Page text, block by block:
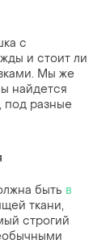
с
и стоит ли
Мы же
найдется
под разные
быть в
ткани,
строгий